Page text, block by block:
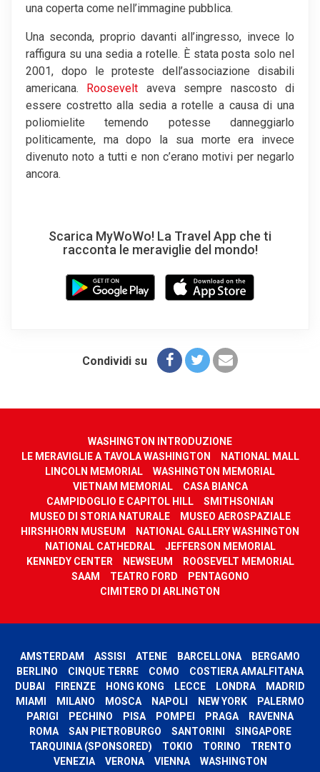
una coperta come nell’immagine pubblica.
Una seconda, proprio davanti all’ingresso, invece lo
raffigura su una sedia a rotelle. È stata posta solo nel
2001, dopo le proteste dell’associazione disabili
americana. Roosevelt aveva sempre nascosto di
essere costretto alla sedia a rotelle a causa di una
poliomielite temendo potesse danneggiarlo
politicamente, ma dopo la sua morte era invece
divenuto noto a tutti e non c’erano motivi per negarlo
ancora.
Scarica MyWoWo! La Travel App che ti
racconta le meraviglie del mondo!
Condividi su
WASHINGTON INTRODUZIONE
LE MERAVIGLIE A TAVOLA WASHINGTON
NATIONAL MALL
LINCOLN MEMORIAL
WASHINGTON MEMORIAL
VIETNAM MEMORIAL
CASA BIANCA
CAMPIDOGLIO E CAPITOL HILL
SMITHSONIAN
MUSEO DI STORIA NATURALE
MUSEO AEROSPAZIALE
HIRSHHORN MUSEUM
NATIONAL GALLERY WASHINGTON
NATIONAL CATHEDRAL
JEFFERSON MEMORIAL
KENNEDY CENTER
NEWSEUM
ROOSEVELT MEMORIAL
SAAM
TEATRO FORD
PENTAGONO
CIMITERO DI ARLINGTON
AMSTERDAM ASSISI ATENE BARCELLONA
BERGAMO
BERLINO
CINQUE TERRE COMO
COSTIERA AMALFITANA
DUBAI
FIRENZE HONG KONG LECCE LONDRA
MADRID
MIAMI
MILANO MOSCA NAPOLI NEW YORK
PALERMO
PARIGI
PECHINO PISA POMPEI PRAGA
RAVENNA
ROMA
SAN PIETROBURGO SANTORINI
SINGAPORE
TARQUINIA (SPONSORED)
TOKIO TORINO
TRENTO
VENEZIA
VERONA VIENNA WASHINGTON